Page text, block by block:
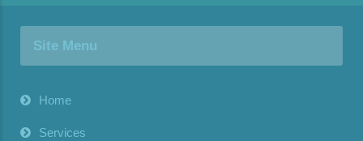
Site Menu
Home
Services